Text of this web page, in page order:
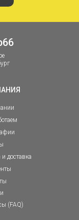
доставка
(FAQ)